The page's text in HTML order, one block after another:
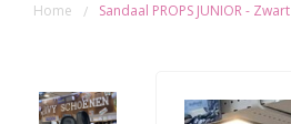
Home / Sandaal PROPS JUNIOR - Zwart